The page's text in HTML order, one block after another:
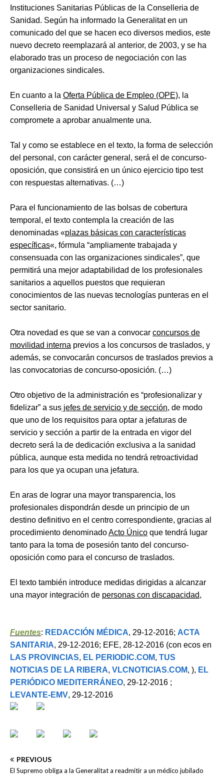
Instituciones Sanitarias Públicas de la Conselleria de
Sanidad. Según ha informado la Generalitat en un
comunicado del que se hacen eco diversos medios, este
nuevo decreto reemplazará al anterior, de 2003, y se ha
elaborado tras un proceso de negociación con las
organizaciones sindicales.
En cuanto a la Oferta Pública de Empleo (OPE), la
Conselleria de Sanidad Universal y Salud Pública se
compromete a aprobar anualmente una.
Tal y como se establece en el texto, la forma de selección
del personal, con carácter general, será el de concurso-
oposición, que consistirá en un único ejercicio tipo test
con respuestas alternativas. (…)
Para el funcionamiento de las bolsas de cobertura
temporal, el texto contempla la creación de las
denominadas «plazas básicas con características
específicas«, fórmula “ampliamente trabajada y
consensuada con las organizaciones sindicales”, que
permitirá una mejor adaptabilidad de los profesionales
sanitarios a aquellos puestos que requieran
conocimientos de las nuevas tecnologías punteras en el
sector sanitario.
Otra novedad es que se van a convocar concursos de
movilidad interna previos a los concursos de traslados, y
además, se convocarán concursos de traslados previos a
las convocatorias de concurso-oposición. (…)
Otro objetivo de la administración es “profesionalizar y
fidelizar” a sus jefes de servicio y de sección, de modo
que uno de los requisitos para optar a jefaturas de
servicio y sección a partir de la entrada en vigor del
decreto será la de dedicación exclusiva a la sanidad
pública, aunque esta medida no tendrá retroactividad
para los que ya ocupan una jefatura.
En aras de lograr una mayor transparencia, los
profesionales dispondrán desde un principio de un
destino definitivo en el centro correspondiente, gracias al
procedimiento denominadoActo Único que tendrá lugar
tanto para la toma de posesión tanto del concurso-
oposición como para el concurso de traslados.
El texto también introduce medidas dirigidas a alcanzar
una mayor integración de personas con discapacidad,
Fuentes: REDACCIÓN MÉDICA, 29-12-2016; ACTA
SANITARIA, 29-12-2016; EFE, 28-12-2016 (con ecos en
LAS PROVINCIAS, EL PERIODIC.COM, TUS
NOTICIAS DE LA RIBERA, VLCNOTICIAS.COM, ), EL
PERIÓDICO MEDITERRÁNEO, 29-12-2016 ;
LEVANTE-EMV, 29-12-2016
PREVIOUS
El Supremo obliga a la Generalitat a readmitir a un médico jubilado